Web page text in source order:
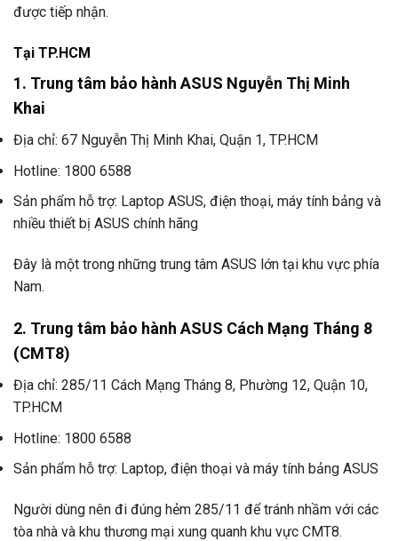
được tiếp nhận.
Tại TP.HCM
1. Trung tâm bảo hành ASUS Nguyễn Thị Minh
Khai
Địa chỉ: 67 Nguyễn Thị Minh Khai, Quận 1, TP.HCM
Hotline: 1800 6588
Sản phẩm hỗ trợ: Laptop ASUS, điện thoại, máy tính bảng và
nhiều thiết bị ASUS chính hãng
Đây là một trong những trung tâm ASUS lớn tại khu vực phía
Nam.
2. Trung tâm bảo hành ASUS Cách Mạng Tháng 8
(CMT8)
Địa chỉ: 285/11 Cách Mạng Tháng 8, Phường 12, Quận 10,
TP.HCM
Hotline: 1800 6588
Sản phẩm hỗ trợ: Laptop, điện thoại và máy tính bảng ASUS
Người dùng nên đi đúng hẻm 285/11 để tránh nhầm với các
tòa nhà và khu thương mại xung quanh khu vực CMT8.